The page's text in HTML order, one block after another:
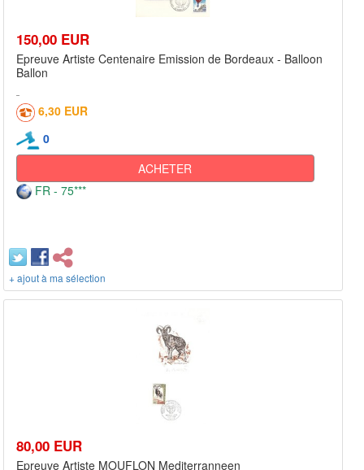
150,00 EUR
Epreuve Artiste Centenaire Emission de Bordeaux - Balloon
Ballon
6,30 EUR
0
ACHETER
FR - 75***
+ ajout à ma sélection
80,00 EUR
Epreuve Artiste MOUFLON Mediterranneen